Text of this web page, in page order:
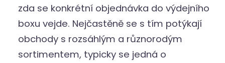
zda se konkrétní objednávka do výdejního
boxu vejde. Nejčastěně se s tím potýkají
obchody s rozsáhlým a různorodým
sortimentem, typicky se jedná o